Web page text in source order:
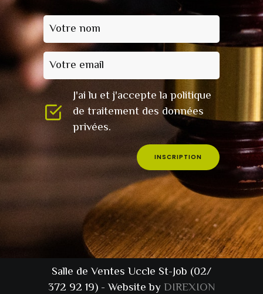
Votre nom
Votre email
J'ai lu et j'accepte la politique
de traitement des données
privées.
INSCRIPTION
Salle de Ventes Uccle St-Job (02/
372 92 19) - Website by DIREXION